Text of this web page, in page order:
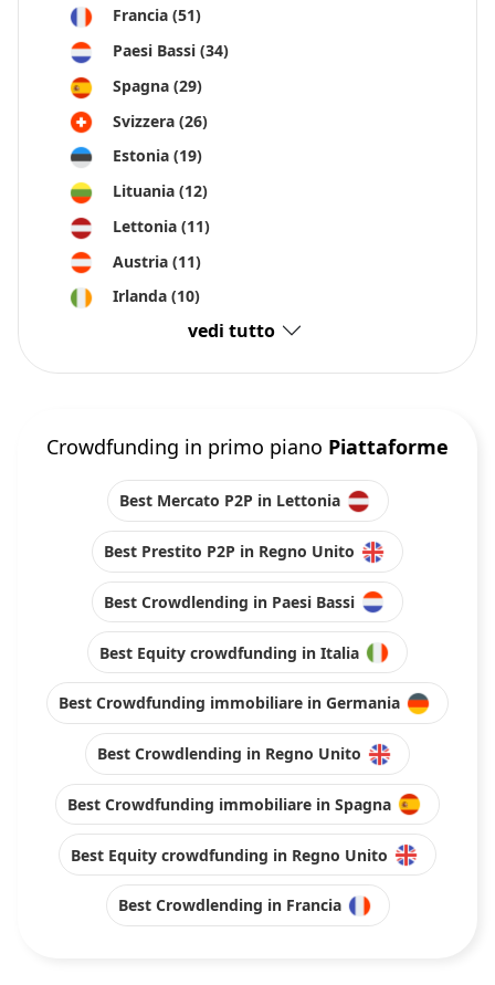
Francia (51)
Paesi Bassi (34)
Spagna (29)
Svizzera (26)
Estonia (19)
Lituania (12)
Lettonia (11)
Austria (11)
Irlanda (10)
vedi tutto
Crowdfunding in primo piano Piattaforme
Best Mercato P2P in Lettonia
Best Prestito P2P in Regno Unito
Best Crowdlending in Paesi Bassi
Best Equity crowdfunding in Italia
Best Crowdfunding immobiliare in Germania
Best Crowdlending in Regno Unito
Best Crowdfunding immobiliare in Spagna
Best Equity crowdfunding in Regno Unito
Best Crowdlending in Francia